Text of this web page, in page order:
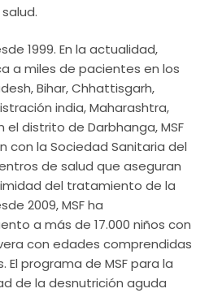
1999. En la actualidad,
a miles de pacientes en los
Bihar, Chhattisgarh,
india, Maharashtra,
el distrito de Darbhanga, MSF
con la Sociedad Sanitaria del
de salud que aseguran
del tratamiento de la
2009, MSF ha
a más de 17.000 niños con
con edades comprendidas
programa de MSF para la
de la desnutrición aguda